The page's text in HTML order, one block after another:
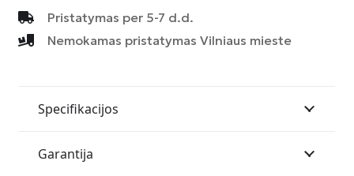
PIUMA-
9519
5114
Pristatymas per 5-7 d.d.
Nemokamas pristatymas Vilniaus mieste
Specifikacijos
Garantija